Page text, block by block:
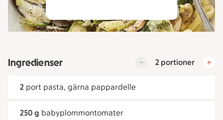
Ingredienser 2 portioner
2 port pasta, gärna pappardelle
250 g babyplommontomater